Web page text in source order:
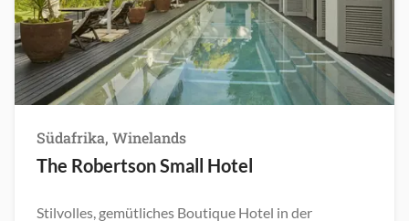
Südafrika, Winelands
The Robertson Small Hotel
Stilvolles, gemütliches Boutique Hotel in der